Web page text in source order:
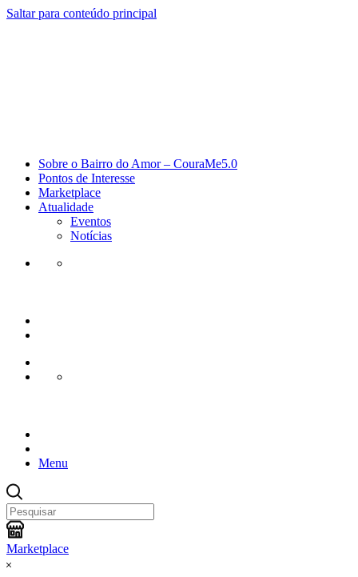
Saltar para conteúdo principal
Sobre o Bairro do Amor – CouraMe5.0
Pontos de Interesse
Marketplace
Atualidade
Eventos
Notícias
Menu
Marketplace